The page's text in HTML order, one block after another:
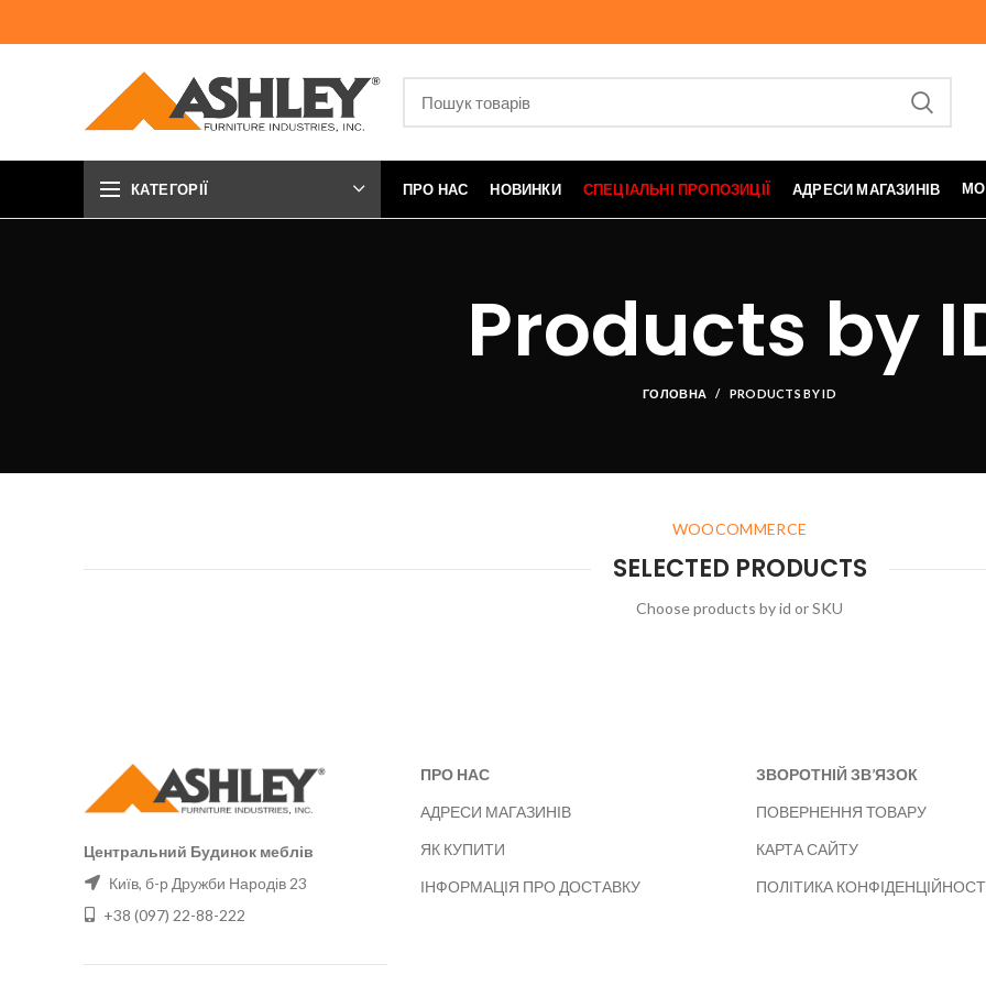
КАТЕГОРІЇ ПРО НАС НОВИНКИ СПЕЦІАЛЬНІ ПРОПОЗИЦІЇ АДРЕСИ МАГАЗИНІВ
Products by
ГОЛОВНА PRODUCTS BY ID
WOOCOMMERCE
SELECTED PRODUCTS
Choose products by id or SKU
Центральний Будинок меблів
Київ, б-р Дружби Народів 23
+38 (097) 22-88-222
ПРО НАС
АДРЕСИ МАГАЗИНІВ
ЯК КУПИТИ
ІНФОРМАЦІЯ ПРО ДОСТАВКУ
ЗВОРОТНІЙ ЗВ’ЯЗОК
ПОВЕРНЕННЯ ТОВАРУ
КАРТА САЙТУ
ПОЛІТИКА